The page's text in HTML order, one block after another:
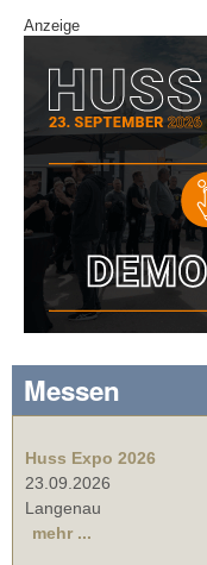
Anzeige
Messen
Huss Expo 2026
23.09.2026
Langenau
mehr ...